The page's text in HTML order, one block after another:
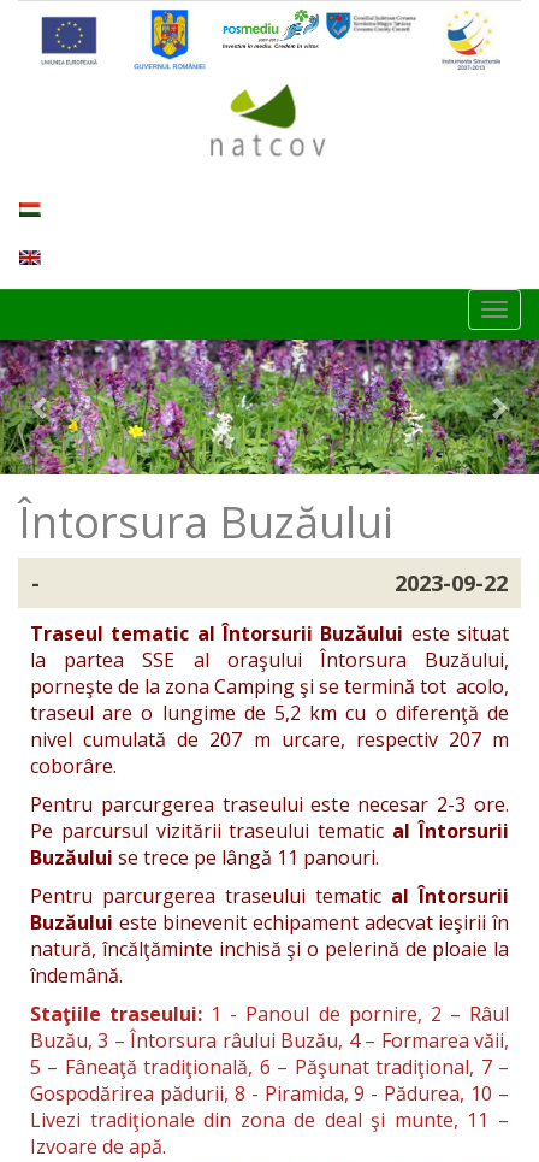
Previous
Întorsura Buzăului
- 2023-09-22
Traseul tematic al Întorsurii Buzăului este situat
la partea SSE al oraşului Întorsura Buzăului,
porneşte de la zona Camping şi se termină tot acolo,
traseul are o lungime de 5,2 km cu o diferenţă de
nivel cumulată de 207 m urcare, respectiv 207 m
coborâre.
Pentru parcurgerea traseului este necesar 2-3 ore.
Pe parcursul vizitării traseului tematic al Întorsurii
Buzăului se trece pe lângă 11 panouri.
Pentru parcurgerea traseului tematic al Întorsurii
Buzăului este binevenit echipament adecvat ieşirii în
natură, încălţăminte inchisă şi o pelerină de ploaie la
îndemână.
Staţiile traseului: 1 - Panoul de pornire, 2 – Râul
Buzău, 3 – Întorsura râului Buzău, 4 – Formarea văii,
5 – Fâneaţă tradiţională, 6 – Păşunat tradiţional, 7 –
Gospodărirea pădurii, 8 - Piramida, 9 - Pădurea, 10 –
Livezi tradiţionale din zona de deal şi munte, 11 –
Izvoare de apă.